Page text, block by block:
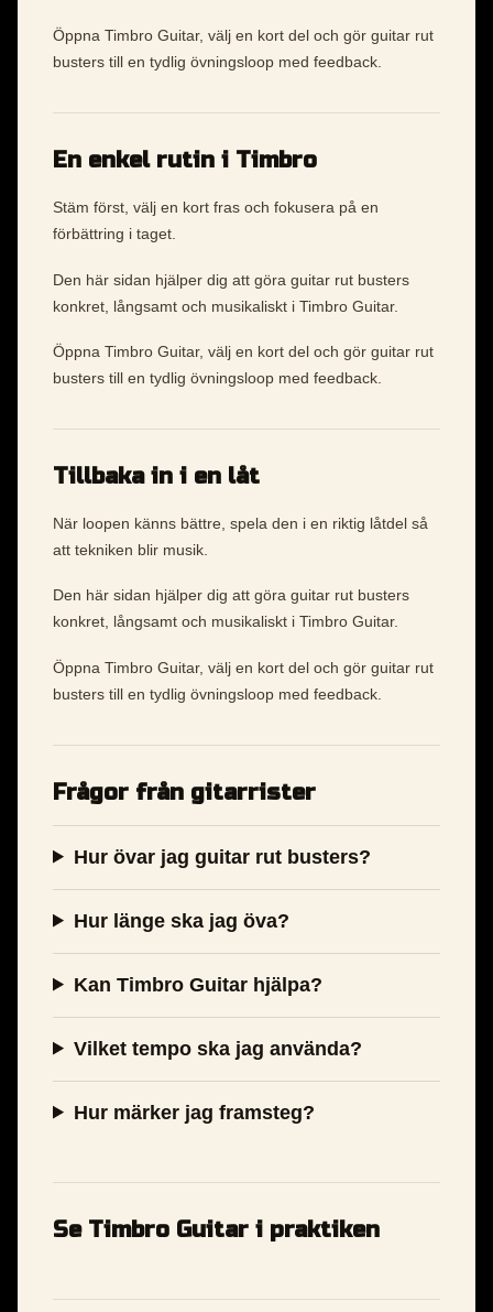
Öppna Timbro Guitar, välj en kort del och gör guitar rut
busters till en tydlig övningsloop med feedback.
En enkel rutin i Timbro
Stäm först, välj en kort fras och fokusera på en
förbättring i taget.
Den här sidan hjälper dig att göra guitar rut busters
konkret, långsamt och musikaliskt i Timbro Guitar.
Öppna Timbro Guitar, välj en kort del och gör guitar rut
busters till en tydlig övningsloop med feedback.
Tillbaka in i en låt
När loopen känns bättre, spela den i en riktig låtdel så
att tekniken blir musik.
Den här sidan hjälper dig att göra guitar rut busters
konkret, långsamt och musikaliskt i Timbro Guitar.
Öppna Timbro Guitar, välj en kort del och gör guitar rut
busters till en tydlig övningsloop med feedback.
Frågor från gitarrister
Hur övar jag guitar rut busters?
Hur länge ska jag öva?
Kan Timbro Guitar hjälpa?
Vilket tempo ska jag använda?
Hur märker jag framsteg?
Se Timbro Guitar i praktiken